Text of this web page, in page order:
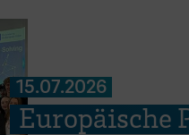
15.07.2026
Europäische